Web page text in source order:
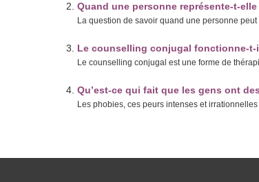
Quand une personne représente-t-
La question de savoir quand une personne
Le counselling conjugal fonctionne-t-
Le counselling conjugal est une forme de
Qu’est-ce qui fait que les gens ont
Les phobies, ces peurs intenses et